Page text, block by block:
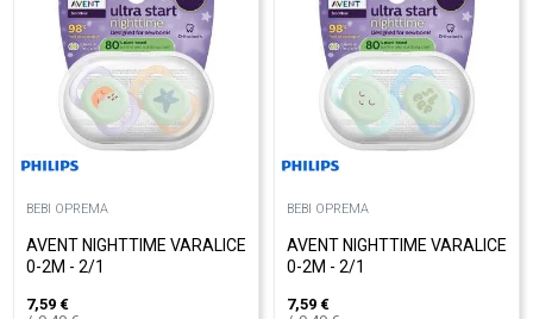
BEBI OPREMA
AVENT NIGHTTIME VARALICE
0-2M - 2/1
7,59 €
BEBI OPREMA
AVENT NIGHTTIME VARALICE
0-2M - 2/1
7,59 €